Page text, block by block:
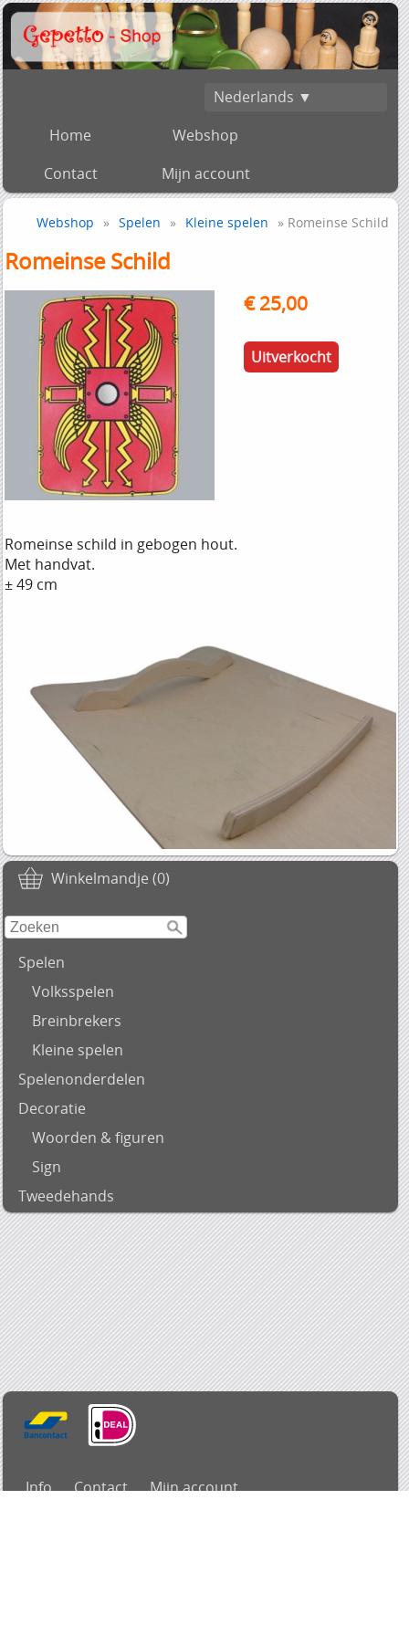
Nederlands ▼
Home
Webshop
Contact
Mijn account
Winkelmandje (0)
Spelen
Volksspelen
Breinbrekers
Kleine spelen
Spelenonderdelen
Decoratie
Woorden & figuren
Sign
Tweedehands
Webshop » Spelen » Kleine spelen » Romeinse Schild
Romeinse Schild
€ 25,00
Uitverkocht
Romeinse schild in gebogen hout.
Met handvat.
± 49 cm
Info Contact
Mijn account